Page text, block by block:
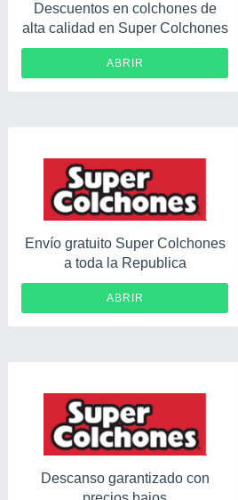
Descuentos en colchones de
alta calidad en Super Colchones
ABRIR
Envío gratuito Super Colchones
a toda la Republica
ABRIR
Descanso garantizado con